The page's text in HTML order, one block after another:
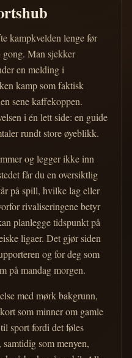
kampkvelden lenge før
gong. Man sjekker
en melding i
kamp som faktisk
sene kaffekoppen.
i én lett side: en guide
rundt store øyeblikk.
og legger ikke inn
får du en oversiktlig
på spill, hvilke lag eller
rivaliseringene betyr
planlegge tidspunkt på
ligaer. Det gjør siden
og for deg som
på mandag morgen.
med mørk bakgrunn,
som minner om gamle
sport fordi det føles
som menyen,